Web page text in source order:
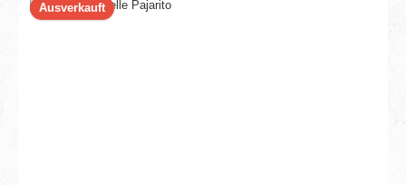
Ausverkauft